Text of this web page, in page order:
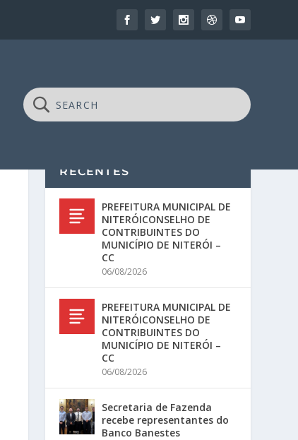
RECENTES
PREFEITURA MUNICIPAL DE
NITERÓICONSELHO DE
CONTRIBUINTES DO
MUNICÍPIO DE NITERÓI –
CC
06/08/2026
PREFEITURA MUNICIPAL DE
NITERÓICONSELHO DE
CONTRIBUINTES DO
MUNICÍPIO DE NITERÓI –
CC
06/08/2026
Secretaria de Fazenda
recebe representantes do
Banco Banestes